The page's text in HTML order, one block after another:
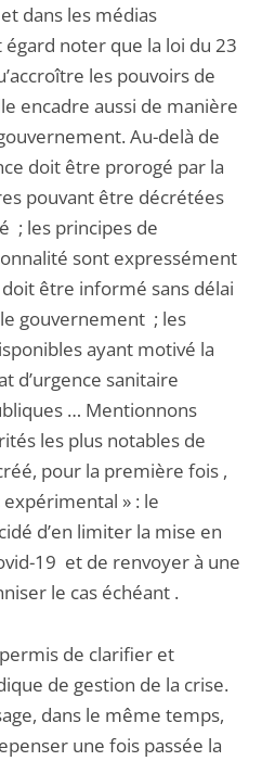
dans les médias
noter que la loi du 23
les pouvoirs de
encadre aussi de manière
Au-delà de
doit être prorogé par la
pouvant être décrétées
; les principes de
sont expressément
être informé sans délai
gouvernement ; les
ayant motivé la
d’urgence sanitaire
… Mentionnons
les plus notables de
pour la première fois ,
» : le
d’en limiter la mise en
19 et de renvoyer à une
le cas échéant .
de clarifier et
de gestion de la crise.
dans le même temps,
une fois passée la